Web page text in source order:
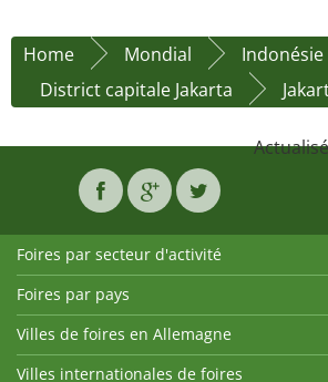
Home Mondial Indonésie
District capitale Jakarta
Foires par secteur d'activité
Foires par pays
Villes de foires en Allemagne
Villes internationales de foires